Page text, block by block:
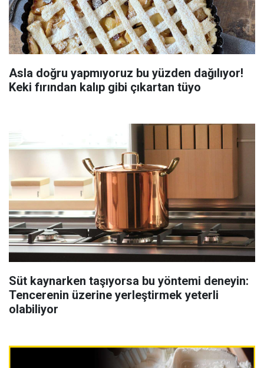
Asla doğru yapmıyoruz bu yüzden dağılıyor!
Keki fırından kalıp gibi çıkartan tüyo
Süt kaynarken taşıyorsa bu yöntemi deneyin:
Tencerenin üzerine yerleştirmek yeterli
olabiliyor